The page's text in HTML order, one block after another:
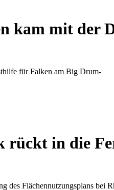
kam mit der
für Falken am Big Drum-
in die
des Flächennutzungsplans bei